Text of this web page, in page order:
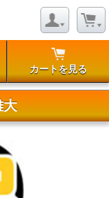
カートを見る
大